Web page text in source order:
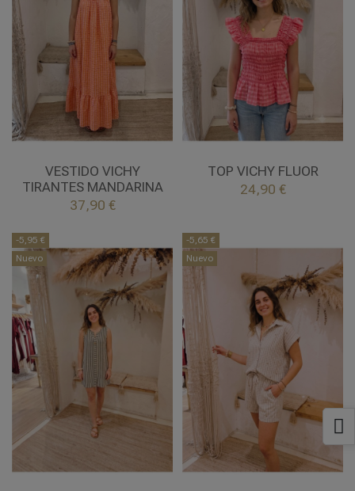
VESTIDO VICHY
TIRANTES MANDARINA
37,90 €
UNICA
MANDARINA
Añadir al carrito
TOP VICHY FLUOR
24,90 €
UNICA
ROSA
-5,95 €
Nuevo
UNICA
-5,65 €
Nuevo
S L